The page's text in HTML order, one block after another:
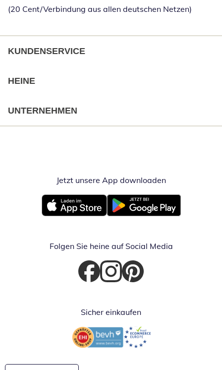
(20 Cent/Verbindung aus allen deutschen Netzen)
KUNDENSERVICE
HEINE
UNTERNEHMEN
Jetzt unsere App downloadenÖffnet in
Öffnet in neuem FensterÖffnet in neuem Fenster
Folgen Sie heine auf Social Media
Öffnet in neuem Fenster
Öffnet in neuem Fenster
Öffnet in neuem Fenster
Sicher einkaufen
Öffnet in neuem FensterÖffnet in neuem Fenster